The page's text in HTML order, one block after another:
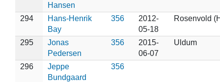
Hansen
294
Hans-Henrik
Bay
356
2012-
05-18
Rosenvold
295
Jonas
Pedersen
356
2015-
06-07
Uldum
296
Jeppe
Bundgaard
356